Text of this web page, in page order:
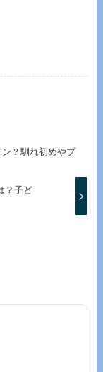
？馴れ初めやプ
？子ど